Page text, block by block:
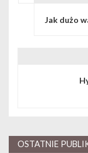
Jak dużo
OSTATNIE